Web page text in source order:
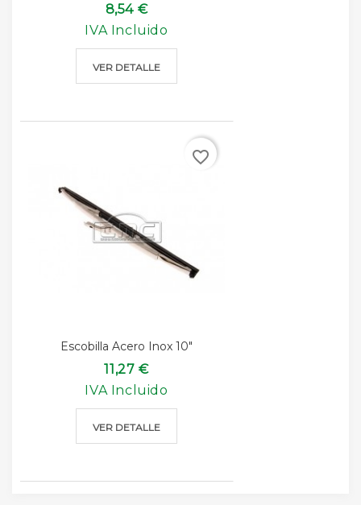
8,54 €
IVA Incluido
VER DETALLE
Escobilla Acero Inox 10"
11,27 €
IVA Incluido
VER DETALLE
favorite_border